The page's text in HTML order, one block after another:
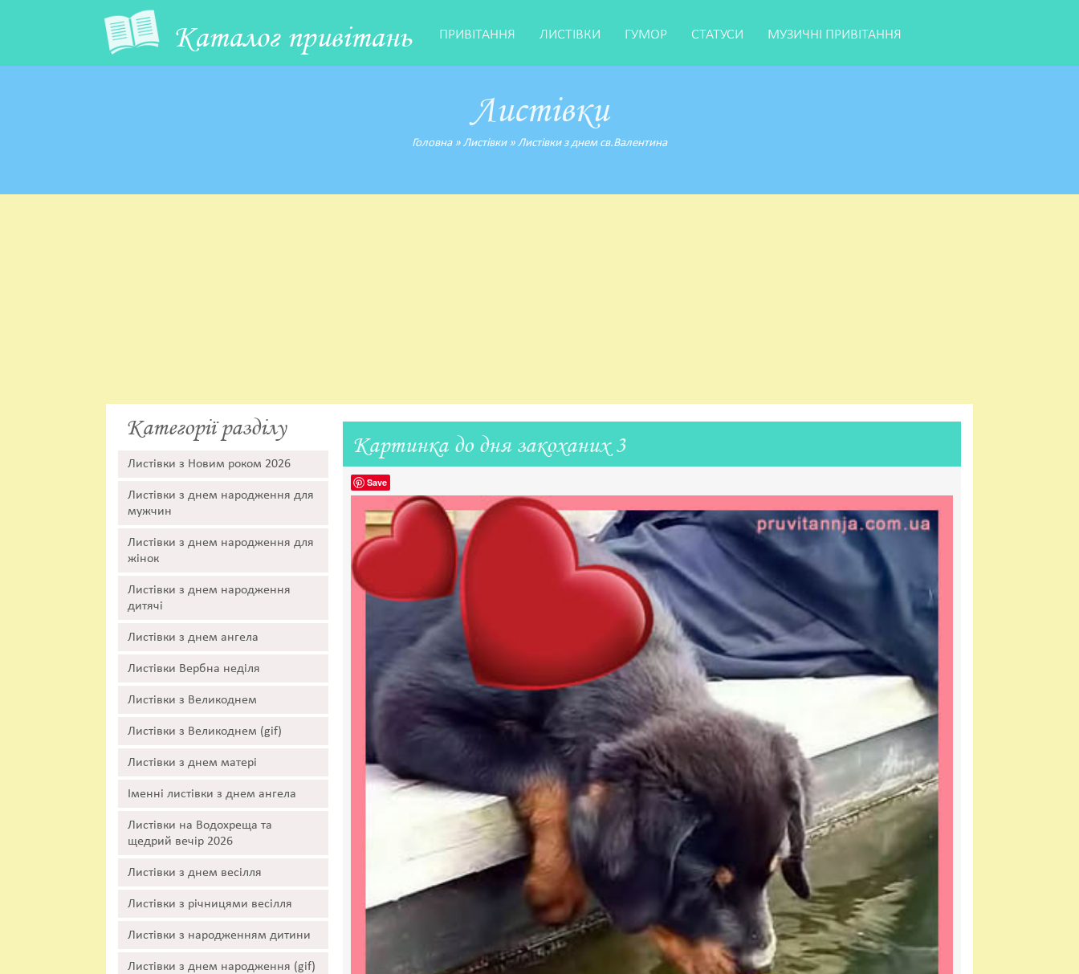
Каталог привітань ПРИВІТАННЯ ЛИСТІВКИ ГУМОР СТАТУСИ МУЗИЧНІ ПРИВІТАННЯ
Листівки
Головна» Листівки» Листівки з днем св.Валентина
Категорії разділу
Листівки з Новим роком 2026
Листівки з днем народження для
мужчин
Листівки з днем народження для
жінок
Листівки з днем народження
дитячі
Листівки з днем ангела
Листівки Вербна неділя
Листівки з Великоднем
Листівки з Великоднем (gif)
Листівки з днем матері
Іменні листівки з днем ангела
Листівки на Водохреща та
щедрий вечір 2026
Листівки з днем весілля
Листівки з річницями весілля
Листівки з народженням дитини
Листівки з днем народження (gif)
Картинка до дня закоханих 3
Save